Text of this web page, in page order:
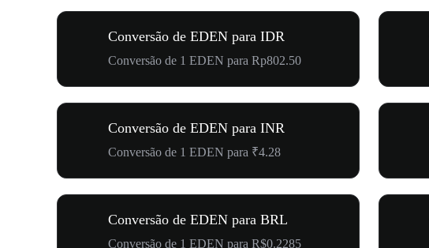
Conversão de EDEN para IDR
Conversão de 1 EDEN para Rp802.50
Conversão de EDEN para INR
Conversão de 1 EDEN para ₹4.28
Conversão de EDEN para BRL
Conversão de 1 EDEN para R$0.2285